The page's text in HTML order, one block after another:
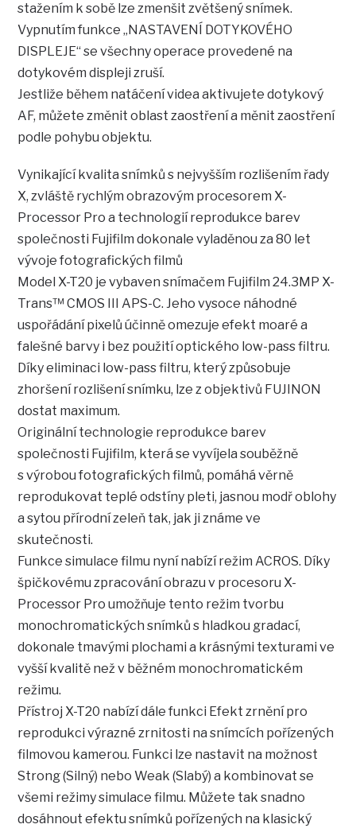
stažením k sobě lze zmenšit zvětšený snímek.
Vypnutím funkce „NASTAVENÍ DOTYKOVÉHO
DISPLEJE“ se všechny operace provedené na
dotykovém displeji zruší.
Jestliže během natáčení videa aktivujete dotykový
AF, můžete změnit oblast zaostření a měnit zaostření
podle pohybu objektu.
Vynikající kvalita snímků s nejvyšším rozlišením řady
X, zvláště rychlým obrazovým procesorem X-
Processor Pro a technologií reprodukce barev
společnosti Fujifilm dokonale vyladěnou za 80 let
vývoje fotografických filmů
Model X-T20 je vybaven snímačem Fujifilm 24.3MP X-
Trans™ CMOS III APS-C. Jeho vysoce náhodné
uspořádání pixelů účinně omezuje efekt moaré a
falešné barvy i bez použití optického low-pass filtru.
Díky eliminaci low-pass filtru, který způsobuje
zhoršení rozlišení snímku, lze z objektivů FUJINON
dostat maximum.
Originální technologie reprodukce barev
společnosti Fujifilm, která se vyvíjela souběžně
s výrobou fotografických filmů, pomáhá věrně
reprodukovat teplé odstíny pleti, jasnou modř oblohy
a sytou přírodní zeleň tak, jak ji známe ve
skutečnosti.
Funkce simulace filmu nyní nabízí režim ACROS. Díky
špičkovému zpracování obrazu v procesoru X-
Processor Pro umožňuje tento režim tvorbu
monochromatických snímků s hladkou gradací,
dokonale tmavými plochami a krásnými texturami ve
vyšší kvalitě než v běžném monochromatickém
režimu.
Přístroj X-T20 nabízí dále funkci Efekt zrnění pro
reprodukci výrazné zrnitosti na snímcích pořízených
filmovou kamerou. Funkci lze nastavit na možnost
Strong (Silný) nebo Weak (Slabý) a kombinovat se
všemi režimy simulace filmu. Můžete tak snadno
dosáhnout efektu snímků pořízených na klasický